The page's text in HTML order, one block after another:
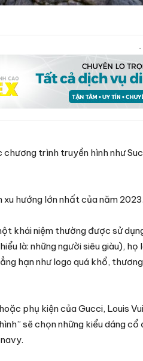
-
chương trình truyền hình như
hướng lớn nhất của năm 2023.
khái niệm thường được sử
là: những người siêu giàu),
hạn như logo quá khổ,
phụ kiện của Gucci, Louis
sẽ chọn những kiểu dáng